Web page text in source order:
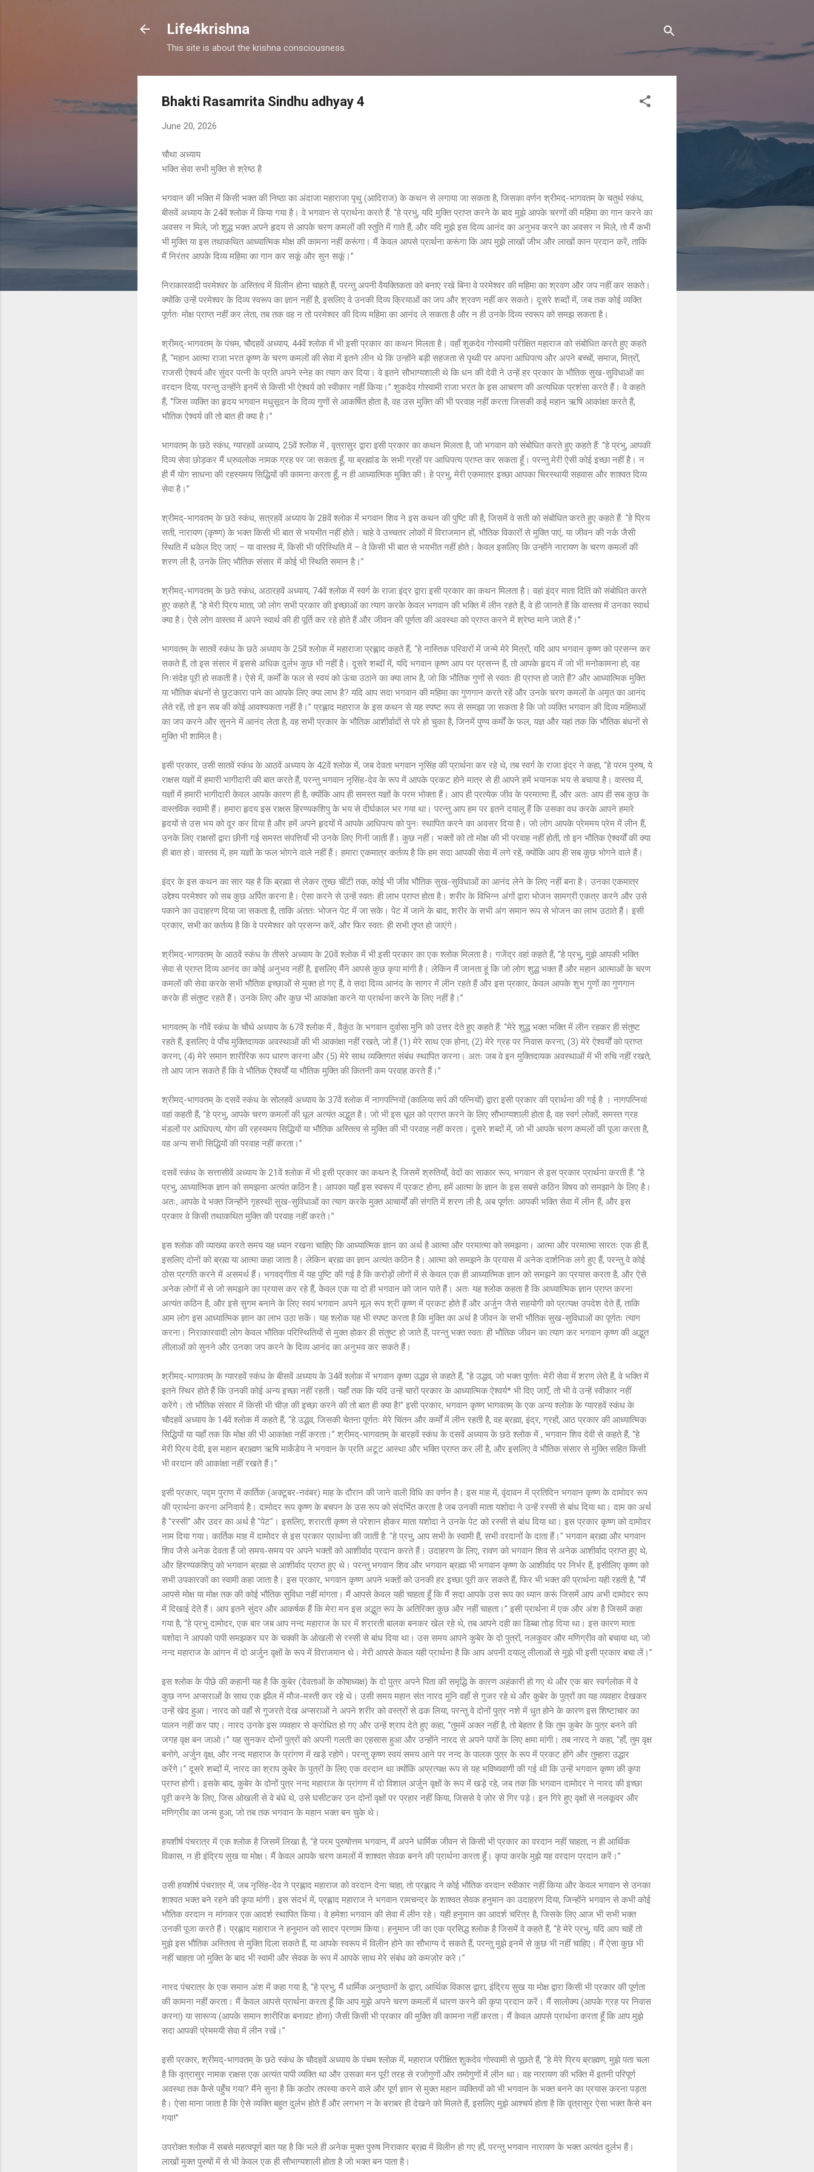
Life4krishna
This site is about the krishna consciousness.
Bhakti Rasamrita Sindhu adhyay 4
June 20, 2026
चौथा अध्याय
भक्ति सेवा सभी मुक्ति से श्रेष्ठ है
भगवान की भक्ति में किसी भक्त की निष्ठा का अंदाजा महाराजा पृथु (आदिराज) के कथन से लगाया जा सकता है, जिसका वर्णन श्रीमद्-भागवतम् के चतुर्थ स्कंध,
बीसवें अध्याय के 24वें श्लोक में किया गया है। वे भगवान से प्रार्थना करते हैं: “हे प्रभु, यदि मुक्ति प्राप्त करने के बाद मुझे आपके चरणों की महिमा का गान करने का
अवसर न मिले, जो शुद्ध भक्त अपने हृदय से आपके चरण कमलों की स्तुति में गाते हैं, और यदि मुझे इस दिव्य आनंद का अनुभव करने का अवसर न मिले, तो मैं कभी
भी मुक्ति या इस तथाकथित आध्यात्मिक मोक्ष की कामना नहीं करूंगा। मैं केवल आपसे प्रार्थना करूंगा कि आप मुझे लाखों जीभ और लाखों कान प्रदान करें, ताकि
मैं निरंतर आपके दिव्य महिमा का गान कर सकूं और सुन सकूं।”
निराकारवादी परमेश्वर के अस्तित्व में विलीन होना चाहते हैं, परन्तु अपनी वैयक्तिकता को बनाए रखे बिना वे परमेश्वर की महिमा का श्रवण और जप नहीं कर सकते।
क्योंकि उन्हें परमेश्वर के दिव्य स्वरूप का ज्ञान नहीं है, इसलिए वे उनकी दिव्य क्रियाओं का जप और श्रवण नहीं कर सकते। दूसरे शब्दों में, जब तक कोई व्यक्ति
पूर्णतः मोक्ष प्राप्त नहीं कर लेता, तब तक वह न तो परमेश्वर की दिव्य महिमा का आनंद ले सकता है और न ही उनके दिव्य स्वरूप को समझ सकता है।
श्रीमद्-भागवतम् के पंचम, चौदहवें अध्याय, 44वें श्लोक में भी इसी प्रकार का कथन मिलता है। वहाँ शुकदेव गोस्वामी परीक्षित महाराज को संबोधित करते हुए कहते
हैं, “महान आत्मा राजा भरत कृष्ण के चरण कमलों की सेवा में इतने लीन थे कि उन्होंने बड़ी सहजता से पृथ्वी पर अपना आधिपत्य और अपने बच्चों, समाज, मित्रों,
राजसी ऐश्वर्य और सुंदर पत्नी के प्रति अपने स्नेह का त्याग कर दिया। वे इतने सौभाग्यशाली थे कि धन की देवी ने उन्हें हर प्रकार के भौतिक सुख-सुविधाओं का
वरदान दिया, परन्तु उन्होंने इनमें से किसी भी ऐश्वर्य को स्वीकार नहीं किया।” शुकदेव गोस्वामी राजा भरत के इस आचरण की अत्यधिक प्रशंसा करते हैं। वे कहते
हैं, “जिस व्यक्ति का हृदय भगवान मधुसूदन के दिव्य गुणों से आकर्षित होता है, वह उस मुक्ति की भी परवाह नहीं करता जिसकी कई महान ऋषि आकांक्षा करते हैं,
भौतिक ऐश्वर्य की तो बात ही क्या है।”
भागवतम् के छठे स्कंध, ग्यारहवें अध्याय, 25वें श्लोक में , वृत्रासुर द्वारा इसी प्रकार का कथन मिलता है, जो भगवान को संबोधित करते हुए कहते हैं: “हे प्रभु, आपकी
दिव्य सेवा छोड़कर मैं ध्रुवलोक नामक ग्रह पर जा सकता हूँ, या ब्रह्मांड के सभी ग्रहों पर आधिपत्य प्राप्त कर सकता हूँ। परन्तु मेरी ऐसी कोई इच्छा नहीं है। न
ही मैं योग साधना की रहस्यमय सिद्धियों की कामना करता हूँ, न ही आध्यात्मिक मुक्ति की। हे प्रभु, मेरी एकमात्र इच्छा आपका चिरस्थायी सहवास और शाश्वत दिव्य
सेवा है।”
श्रीमद्-भागवतम् के छठे स्कंध, सत्रहवें अध्याय के 28वें श्लोक में भगवान शिव ने इस कथन की पुष्टि की है, जिसमें वे सती को संबोधित करते हुए कहते हैं: “हे प्रिय
सती, नारायण (कृष्ण) के भक्त किसी भी बात से भयभीत नहीं होते। चाहे वे उच्चतर लोकों में विराजमान हों, भौतिक विकारों से मुक्ति पाएं, या जीवन की नर्क जैसी
स्थिति में धकेल दिए जाएं – या वास्तव में, किसी भी परिस्थिति में – वे किसी भी बात से भयभीत नहीं होते। केवल इसलिए कि उन्होंने नारायण के चरण कमलों की
शरण ली है, उनके लिए भौतिक संसार में कोई भी स्थिति समान है।”
श्रीमद्-भागवतम् के छठे स्कंध, अठारहवें अध्याय, 74वें श्लोक में स्वर्ग के राजा इंद्र द्वारा इसी प्रकार का कथन मिलता है। वहां इंद्र माता दिति को संबोधित करते
हुए कहते हैं, “हे मेरी प्रिय माता, जो लोग सभी प्रकार की इच्छाओं का त्याग करके केवल भगवान की भक्ति में लीन रहते हैं, वे ही जानते हैं कि वास्तव में उनका स्वार्थ
क्या है। ऐसे लोग वास्तव में अपने स्वार्थ की ही पूर्ति कर रहे होते हैं और जीवन की पूर्णता की अवस्था को प्राप्त करने में श्रेष्ठ माने जाते हैं।”
भागवतम् के सातवें स्कंध के छठे अध्याय के 25वें श्लोक में महाराजा प्रह्लाद कहते हैं, “हे नास्तिक परिवारों में जन्मे मेरे मित्रों, यदि आप भगवान कृष्ण को प्रसन्न कर
सकते हैं, तो इस संसार में इससे अधिक दुर्लभ कुछ भी नहीं है। दूसरे शब्दों में, यदि भगवान कृष्ण आप पर प्रसन्न हैं, तो आपके हृदय में जो भी मनोकामना हो, वह
निःसंदेह पूरी हो सकती है। ऐसे में, कर्मों के फल से स्वयं को ऊंचा उठाने का क्या लाभ है, जो कि भौतिक गुणों से स्वतः ही प्राप्त हो जाते हैं? और आध्यात्मिक मुक्ति
या भौतिक बंधनों से छुटकारा पाने का आपके लिए क्या लाभ है? यदि आप सदा भगवान की महिमा का गुणगान करते रहें और उनके चरण कमलों के अमृत का आनंद
लेते रहें, तो इन सब की कोई आवश्यकता नहीं है।” प्रह्लाद महाराज के इस कथन से यह स्पष्ट रूप से समझा जा सकता है कि जो व्यक्ति भगवान की दिव्य महिमाओं
का जप करने और सुनने में आनंद लेता है, वह सभी प्रकार के भौतिक आशीर्वादों से परे हो चुका है, जिनमें पुण्य कर्मों के फल, यज्ञ और यहां तक कि भौतिक बंधनों से
मुक्ति भी शामिल है।
इसी प्रकार, उसी सातवें स्कंध के आठवें अध्याय के 42वें श्लोक में, जब देवता भगवान नृसिंह की प्रार्थना कर रहे थे, तब स्वर्ग के राजा इंद्र ने कहा, “हे परम पुरुष, ये
राक्षस यज्ञों में हमारी भागीदारी की बात करते हैं, परन्तु भगवान नृसिंह-देव के रूप में आपके प्रकट होने मात्र से ही आपने हमें भयानक भय से बचाया है। वास्तव में,
यज्ञों में हमारी भागीदारी केवल आपके कारण ही है, क्योंकि आप ही समस्त यज्ञों के परम भोक्ता हैं। आप ही प्रत्येक जीव के परमात्मा हैं, और अतः आप ही सब कुछ के
वास्तविक स्वामी हैं। हमारा हृदय इस राक्षस हिरण्यकशिपु के भय से दीर्घकाल भर गया था। परन्तु आप हम पर इतने दयालु हैं कि उसका वध करके आपने हमारे
हृदयों से उस भय को दूर कर दिया है और हमें अपने हृदयों में आपके आधिपत्य को पुनः स्थापित करने का अवसर दिया है। जो लोग आपके प्रेममय प्रेम में लीन हैं,
उनके लिए राक्षसों द्वारा छीनी गई समस्त संपत्तियाँ भी उनके लिए गिनी जाती हैं। कुछ नहीं। भक्तों को तो मोक्ष की भी परवाह नहीं होती, तो इन भौतिक ऐश्वर्यों की क्या
ही बात हो। वास्तव में, हम यज्ञों के फल भोगने वाले नहीं हैं। हमारा एकमात्र कर्तव्य है कि हम सदा आपकी सेवा में लगे रहें, क्योंकि आप ही सब कुछ भोगने वाले हैं।
इंद्र के इस कथन का सार यह है कि ब्रह्मा से लेकर तुच्छ चींटी तक, कोई भी जीव भौतिक सुख-सुविधाओं का आनंद लेने के लिए नहीं बना है। उनका एकमात्र
उद्देश्य परमेश्वर को सब कुछ अर्पित करना है। ऐसा करने से उन्हें स्वतः ही लाभ प्राप्त होता है। शरीर के विभिन्न अंगों द्वारा भोजन सामग्री एकत्र करने और उसे
पकाने का उदाहरण दिया जा सकता है, ताकि अंततः भोजन पेट में जा सके। पेट में जाने के बाद, शरीर के सभी अंग समान रूप से भोजन का लाभ उठाते हैं। इसी
प्रकार, सभी का कर्तव्य है कि वे परमेश्वर को प्रसन्न करें, और फिर स्वतः ही सभी तृप्त हो जाएंगे।
श्रीमद्-भागवतम् के आठवें स्कंध के तीसरे अध्याय के 20वें श्लोक में भी इसी प्रकार का एक श्लोक मिलता है। गजेंद्र वहां कहते हैं, “हे प्रभु, मुझे आपकी भक्ति
सेवा से प्राप्त दिव्य आनंद का कोई अनुभव नहीं है, इसलिए मैंने आपसे कुछ कृपा मांगी है। लेकिन मैं जानता हूं कि जो लोग शुद्ध भक्त हैं और महान आत्माओं के चरण
कमलों की सेवा करके सभी भौतिक इच्छाओं से मुक्त हो गए हैं, वे सदा दिव्य आनंद के सागर में लीन रहते हैं और इस प्रकार, केवल आपके शुभ गुणों का गुणगान
करके ही संतुष्ट रहते हैं। उनके लिए और कुछ भी आकांक्षा करने या प्रार्थना करने के लिए नहीं है।”
भागवतम् के नौवें स्कंध के चौथे अध्याय के 67वें श्लोक में , वैकुंठ के भगवान दुर्वासा मुनि को उत्तर देते हुए कहते हैं: “मेरे शुद्ध भक्त भक्ति में लीन रहकर ही संतुष्ट
रहते हैं, इसलिए वे पाँच मुक्तिदायक अवस्थाओं की भी आकांक्षा नहीं रखते, जो हैं (1) मेरे साथ एक होना, (2) मेरे ग्रह पर निवास करना, (3) मेरे ऐश्वर्यों को प्राप्त
करना, (4) मेरे समान शारीरिक रूप धारण करना और (5) मेरे साथ व्यक्तिगत संबंध स्थापित करना। अतः जब वे इन मुक्तिदायक अवस्थाओं में भी रुचि नहीं रखते,
तो आप जान सकते हैं कि वे भौतिक ऐश्वर्यों या भौतिक मुक्ति की कितनी कम परवाह करते हैं।”
श्रीमद्-भागवतम् के दसवें स्कंध के सोलहवें अध्याय के 37वें श्लोक में नागपत्नियों (कालिया सर्प की पत्नियों) द्वारा इसी प्रकार की प्रार्थना की गई है । नागपत्नियां
वहां कहती हैं, “हे प्रभु, आपके चरण कमलों की धूल अत्यंत अद्भुत है। जो भी इस धूल को प्राप्त करने के लिए सौभाग्यशाली होता है, वह स्वर्ग लोकों, समस्त ग्रह
मंडलों पर आधिपत्य, योग की रहस्यमय सिद्धियों या भौतिक अस्तित्व से मुक्ति की भी परवाह नहीं करता। दूसरे शब्दों में, जो भी आपके चरण कमलों की पूजा करता है,
वह अन्य सभी सिद्धियों की परवाह नहीं करता।”
दसवें स्कंध के सत्तासीवें अध्याय के 21वें श्लोक में भी इसी प्रकार का कथन है, जिसमें श्रुतियाँ, वेदों का साकार रूप, भगवान से इस प्रकार प्रार्थना करती हैं: “हे
प्रभु, आध्यात्मिक ज्ञान को समझना अत्यंत कठिन है। आपका यहाँ इस स्वरूप में प्रकट होना, हमें आत्मा के ज्ञान के इस सबसे कठिन विषय को समझाने के लिए है।
अतः, आपके वे भक्त जिन्होंने गृहस्थी सुख-सुविधाओं का त्याग करके मुक्त आचार्यों की संगति में शरण ली है, अब पूर्णतः आपकी भक्ति सेवा में लीन हैं, और इस
प्रकार वे किसी तथाकथित मुक्ति की परवाह नहीं करते।”
इस श्लोक की व्याख्या करते समय यह ध्यान रखना चाहिए कि आध्यात्मिक ज्ञान का अर्थ है आत्मा और परमात्मा को समझना। आत्मा और परमात्मा सारतः एक ही हैं,
इसलिए दोनों को ब्रह्म या आत्मा कहा जाता है। लेकिन ब्रह्म का ज्ञान अत्यंत कठिन है। आत्मा को समझने के प्रयास में अनेक दार्शनिक लगे हुए हैं, परन्तु वे कोई
ठोस प्रगति करने में असमर्थ हैं। भगवद्गीता में यह पुष्टि की गई है कि करोड़ों लोगों में से केवल एक ही आध्यात्मिक ज्ञान को समझने का प्रयास करता है, और ऐसे
अनेक लोगों में से जो समझने का प्रयास कर रहे हैं, केवल एक या दो ही भगवान को जान पाते हैं। अतः यह श्लोक कहता है कि आध्यात्मिक ज्ञान प्राप्त करना
अत्यंत कठिन है, और इसे सुगम बनाने के लिए स्वयं भगवान अपने मूल रूप श्री कृष्ण में प्रकट होते हैं और अर्जुन जैसे सहयोगी को प्रत्यक्ष उपदेश देते हैं, ताकि
आम लोग इस आध्यात्मिक ज्ञान का लाभ उठा सकें। यह श्लोक यह भी स्पष्ट करता है कि मुक्ति का अर्थ है जीवन के सभी भौतिक सुख-सुविधाओं का पूर्णतः त्याग
करना। निराकारवादी लोग केवल भौतिक परिस्थितियों से मुक्त होकर ही संतुष्ट हो जाते हैं, परन्तु भक्त स्वतः ही भौतिक जीवन का त्याग कर भगवान कृष्ण की अद्भुत
लीलाओं को सुनने और उनका जप करने के दिव्य आनंद का अनुभव कर सकते हैं।
श्रीमद्-भागवतम् के ग्यारहवें स्कंध के बीसवें अध्याय के 34वें श्लोक में भगवान कृष्ण उद्धव से कहते हैं, “हे उद्धव, जो भक्त पूर्णतः मेरी सेवा में शरण लेते हैं, वे भक्ति में
इतने स्थिर होते हैं कि उनकी कोई अन्य इच्छा नहीं रहती। यहाँ तक कि यदि उन्हें चारों प्रकार के आध्यात्मिक ऐश्वर्य* भी दिए जाएँ, तो भी वे उन्हें स्वीकार नहीं
करेंगे। तो भौतिक संसार में किसी भी चीज़ की इच्छा करने की तो बात ही क्या है!” इसी प्रकार, भगवान कृष्ण भागवतम् के एक अन्य श्लोक के ग्यारहवें स्कंध के
चौदहवें अध्याय के 14वें श्लोक में कहते हैं, “हे उद्धव, जिसकी चेतना पूर्णतः मेरे चिंतन और कर्मों में लीन रहती है, वह ब्रह्मा, इंद्र, ग्रहों, आठ प्रकार की आध्यात्मिक
सिद्धियों या यहाँ तक कि मोक्ष की भी आकांक्षा नहीं करता।” श्रीमद्-भागवतम् के बारहवें स्कंध के दसवें अध्याय के छठे श्लोक में , भगवान शिव देवी से कहते हैं, “हे
मेरी प्रिय देवी, इस महान ब्राह्मण ऋषि मार्कंडेय ने भगवान के प्रति अटूट आस्था और भक्ति प्राप्त कर ली है, और इसलिए वे भौतिक संसार से मुक्ति सहित किसी
भी वरदान की आकांक्षा नहीं रखते हैं।”
इसी प्रकार, पद्म पुराण में कार्तिक (अक्टूबर-नवंबर) माह के दौरान की जाने वाली विधि का वर्णन है। इस माह में, वृंदावन में प्रतिदिन भगवान कृष्ण के दामोदर रूप
की प्रार्थना करना अनिवार्य है। दामोदर रूप कृष्ण के बचपन के उस रूप को संदर्भित करता है जब उनकी माता यशोदा ने उन्हें रस्सी से बांध दिया था। दाम का अर्थ
है "रस्सी" और उदर का अर्थ है "पेट"। इसलिए, शरारती कृष्ण से परेशान होकर माता यशोदा ने उनके पेट को रस्सी से बांध दिया था। इस प्रकार कृष्ण को दामोदर
नाम दिया गया। कार्तिक माह में दामोदर से इस प्रकार प्रार्थना की जाती है: "हे प्रभु, आप सभी के स्वामी हैं, सभी वरदानों के दाता हैं।" भगवान ब्रह्मा और भगवान
शिव जैसे अनेक देवता हैं जो समय-समय पर अपने भक्तों को आशीर्वाद प्रदान करते हैं। उदाहरण के लिए, रावण को भगवान शिव से अनेक आशीर्वाद प्राप्त हुए थे,
और हिरण्यकशिपु को भगवान ब्रह्मा से आशीर्वाद प्राप्त हुए थे। परन्तु भगवान शिव और भगवान ब्रह्मा भी भगवान कृष्ण के आशीर्वाद पर निर्भर हैं, इसीलिए कृष्ण को
सभी उपकारकों का स्वामी कहा जाता है। इस प्रकार, भगवान कृष्ण अपने भक्तों को उनकी हर इच्छा पूरी कर सकते हैं, फिर भी भक्त की प्रार्थना यही रहती है, “मैं
आपसे मोक्ष या मोक्ष तक की कोई भौतिक सुविधा नहीं मांगता। मैं आपसे केवल यही चाहता हूँ कि मैं सदा आपके उस रूप का ध्यान करूं जिसमें आप अभी दामोदर रूप
में दिखाई देते हैं। आप इतने सुंदर और आकर्षक हैं कि मेरा मन इस अद्भुत रूप के अतिरिक्त कुछ और नहीं चाहता।” इसी प्रार्थना में एक और अंश है जिसमें कहा
गया है, “हे प्रभु दामोदर, एक बार जब आप नन्द महाराज के घर में शरारती बालक बनकर खेल रहे थे, तब आपने दही का डिब्बा तोड़ दिया था। इस कारण माता
यशोदा ने आपको पापी समझकर घर के चक्की के ओखली से रस्सी से बांध दिया था। उस समय आपने कुबेर के दो पुत्रों, नलकुवर और मणिग्रीव को बचाया था, जो
नन्द महाराज के आंगन में दो अर्जुन वृक्षों के रूप में विराजमान थे। मेरी आपसे केवल यही प्रार्थना है कि आप अपनी दयालु लीलाओं से मुझे भी इसी प्रकार बचा लें।”
इस श्लोक के पीछे की कहानी यह है कि कुबेर (देवताओं के कोषाध्यक्ष) के दो पुत्र अपने पिता की समृद्धि के कारण अहंकारी हो गए थे और एक बार स्वर्गलोक में वे
कुछ नग्न अप्सराओं के साथ एक झील में मौज-मस्ती कर रहे थे। उसी समय महान संत नारद मुनि वहाँ से गुजर रहे थे और कुबेर के पुत्रों का यह व्यवहार देखकर
उन्हें खेद हुआ। नारद को वहाँ से गुजरते देख अप्सराओं ने अपने शरीर को वस्त्रों से ढक लिया, परन्तु वे दोनों पुत्र नशे में धुत होने के कारण इस शिष्टाचार का
पालन नहीं कर पाए। नारद उनके इस व्यवहार से क्रोधित हो गए और उन्हें श्राप देते हुए कहा, “तुममें अक्ल नहीं है, तो बेहतर है कि तुम कुबेर के पुत्र बनने की
जगह वृक्ष बन जाओ।” यह सुनकर दोनों पुत्रों को अपनी गलती का एहसास हुआ और उन्होंने नारद से अपने पापों के लिए क्षमा मांगी। तब नारद ने कहा, “हाँ, तुम वृक्ष
बनोगे, अर्जुन वृक्ष, और नन्द महाराज के प्रांगण में खड़े रहोगे। परन्तु कृष्ण स्वयं समय आने पर नन्द के पालक पुत्र के रूप में प्रकट होंगे और तुम्हारा उद्धार
करेंगे।” दूसरे शब्दों में, नारद का श्राप कुबेर के पुत्रों के लिए एक वरदान था क्योंकि अप्रत्यक्ष रूप से यह भविष्यवाणी की गई थी कि उन्हें भगवान कृष्ण की कृपा
प्राप्त होगी। इसके बाद, कुबेर के दोनों पुत्र नन्द महाराज के प्रांगण में दो विशाल अर्जुन वृक्षों के रूप में खड़े रहे, जब तक कि भगवान दामोदर ने नारद की इच्छा
पूरी करने के लिए, जिस ओखली से वे बंधे थे, उसे घसीटकर उन दोनों वृक्षों पर प्रहार नहीं किया, जिससे वे ज़ोर से गिर पड़े। इन गिरे हुए वृक्षों से नलकूवर और
मणिग्रीव का जन्म हुआ, जो तब तक भगवान के महान भक्त बन चुके थे।
हयशीर्ष पंचरात्र में एक श्लोक है जिसमें लिखा है, “हे परम पुरुषोत्तम भगवान, मैं अपने धार्मिक जीवन से किसी भी प्रकार का वरदान नहीं चाहता, न ही आर्थिक
विकास, न ही इंद्रिय सुख या मोक्ष। मैं केवल आपके चरण कमलों में शाश्वत सेवक बनने की प्रार्थना करता हूँ। कृपा करके मुझे यह वरदान प्रदान करें।”
उसी हयशीर्ष पंचरात्र में, जब नृसिंह-देव ने प्रह्लाद महाराज को वरदान देना चाहा, तो प्रह्लाद ने कोई भौतिक वरदान स्वीकार नहीं किया और केवल भगवान से उनका
शाश्वत भक्त बने रहने की कृपा मांगी। इस संदर्भ में, प्रह्लाद महाराज ने भगवान रामचन्द्र के शाश्वत सेवक हनुमान का उदाहरण दिया, जिन्होंने भगवान से कभी कोई
भौतिक वरदान न मांगकर एक आदर्श स्थापित किया। वे हमेशा भगवान की सेवा में लीन रहे। यही हनुमान का आदर्श चरित्र है, जिसके लिए आज भी सभी भक्त
उनकी पूजा करते हैं। प्रह्लाद महाराज ने हनुमान को सादर प्रणाम किया। हनुमान जी का एक प्रसिद्ध श्लोक है जिसमें वे कहते हैं, “हे मेरे प्रभु, यदि आप चाहें तो
मुझे इस भौतिक अस्तित्व से मुक्ति दिला सकते हैं, या आपके स्वरूप में विलीन होने का सौभाग्य दे सकते हैं, परन्तु मुझे इनमें से कुछ भी नहीं चाहिए। मैं ऐसा कुछ भी
नहीं चाहता जो मुक्ति के बाद भी स्वामी और सेवक के रूप में आपके साथ मेरे संबंध को कमज़ोर करे।”
नारद पंचरात्र के एक समान अंश में कहा गया है, “हे प्रभु, मैं धार्मिक अनुष्ठानों के द्वारा, आर्थिक विकास द्वारा, इंद्रिय सुख या मोक्ष द्वारा किसी भी प्रकार की पूर्णता
की कामना नहीं करता। मैं केवल आपसे प्रार्थना करता हूँ कि आप मुझे अपने चरण कमलों में धारण करने की कृपा प्रदान करें। मैं सालोक्य (आपके ग्रह पर निवास
करना) या सारूप्य (आपके समान शारीरिक बनावट होना) जैसी किसी भी प्रकार की मुक्ति की कामना नहीं करता। मैं केवल आपसे प्रार्थना करता हूँ कि आप मुझे
सदा आपकी प्रेममयी सेवा में लीन रखें।”
इसी प्रकार, श्रीमद्-भागवतम् के छठे स्कंध के चौदहवें अध्याय के पंचम श्लोक में, महाराज परीक्षित शुकदेव गोस्वामी से पूछते हैं, “हे मेरे प्रिय ब्राह्मण, मुझे पता चला
है कि वृत्रासुर नामक राक्षस एक अत्यंत पापी व्यक्ति था और उसका मन पूरी तरह से रजोगुणों और तमोगुणों में लीन था। वह नारायण की भक्ति में इतनी परिपूर्ण
अवस्था तक कैसे पहुँच गया? मैंने सुना है कि कठोर तपस्या करने वाले और पूर्ण ज्ञान से मुक्त महान व्यक्तियों को भी भगवान के भक्त बनने का प्रयास करना पड़ता
है। ऐसा माना जाता है कि ऐसे व्यक्ति बहुत दुर्लभ होते हैं और लगभग न के बराबर ही देखने को मिलते हैं, इसलिए मुझे आश्चर्य होता है कि वृत्रासुर ऐसा भक्त कैसे बन
गया!”
उपरोक्त श्लोक में सबसे महत्वपूर्ण बात यह है कि भले ही अनेक मुक्त पुरुष निराकार ब्रह्म में विलीन हो गए हों, परन्तु भगवान नारायण के भक्त अत्यंत दुर्लभ हैं।
लाखों मुक्त पुरुषों में से भी केवल एक ही सौभाग्यशाली होता है जो भक्त बन पाता है।